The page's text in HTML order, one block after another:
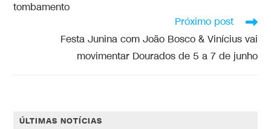
tombamento
Próximo post
Festa Junina com João Bosco & Vinícius vai
movimentar Dourados de 5 a 7 de junho
ÚLTIMAS NOTÍCIAS